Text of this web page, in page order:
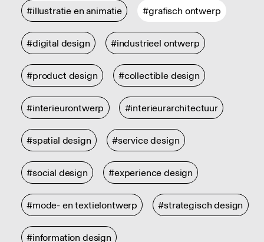
#illustratie en animatie #grafisch ontwerp
#digital design #industrieel ontwerp
#product design #collectible design
#interieurontwerp #interieurarchitectuur
#spatial design #service design
#social design #experience design
#mode- en textielontwerp #strategisch design
#information design